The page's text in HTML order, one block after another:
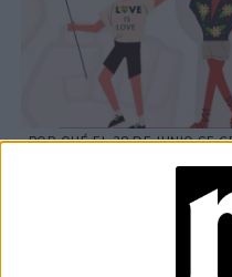
¿POR QUÉ EL 28 DE JUNIO SE
El procedimiento